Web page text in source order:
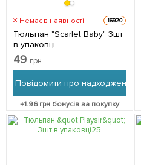
Немає в наявності 16920
Тюльпан "Scarlet Baby" 3шт
в упаковці
49 грн
Повідомити про надходження
+1.96грн бонусів за покупку